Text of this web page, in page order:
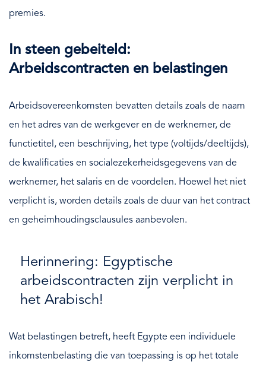
premies.
In steen gebeiteld:
Arbeidscontracten en belastingen
Arbeidsovereenkomsten bevatten details zoals de naam
en het adres van de werkgever en de werknemer, de
functietitel, een beschrijving, het type (voltijds/deeltijds),
de kwalificaties en socialezekerheidsgegevens van de
werknemer, het salaris en de voordelen. Hoewel het niet
verplicht is, worden details zoals de duur van het contract
en geheimhoudingsclausules aanbevolen.
Herinnering: Egyptische
arbeidscontracten zijn verplicht in
het Arabisch!
Wat belastingen betreft, heeft Egypte een individuele
inkomstenbelasting die van toepassing is op het totale